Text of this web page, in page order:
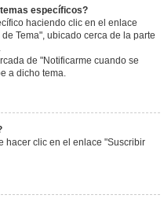
específicos?
haciendo clic en el enlace
Tema", ubicado cerca de la parte
de "Notificarme cuando se
a dicho tema.
hacer clic en el enlace "Suscribir